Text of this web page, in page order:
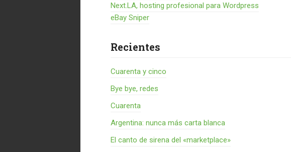
Next.LA, hosting profesional para Wordpress
eBay Sniper
Recientes
Cuarenta y cinco
Bye bye, redes
Cuarenta
Argentina: nunca más carta blanca
El canto de sirena del «marketplace»